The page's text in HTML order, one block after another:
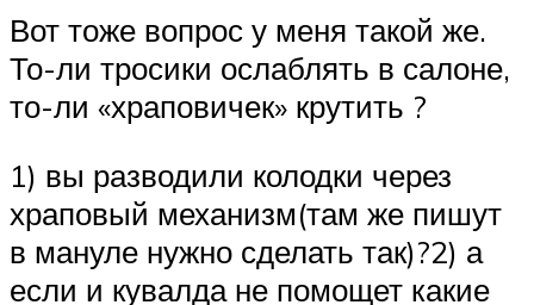
Вот тоже вопрос у меня такой же.
То-ли тросики ослаблять в салоне,
то-ли «храповичек» крутить ?
1) вы разводили колодки через
храповый механизм(там же пишут
в мануле нужно сделать так)?2) а
если и кувалда не помощет какие